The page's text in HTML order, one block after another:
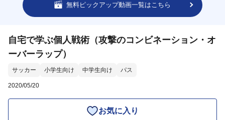
無料ピックアップ動画一覧はこちら
自宅で学ぶ個人戦術（攻撃のコンビネーション・オ
ーバーラップ）
サッカー 小学生向け 中学生向け パス
2020/05/20
お気に入り